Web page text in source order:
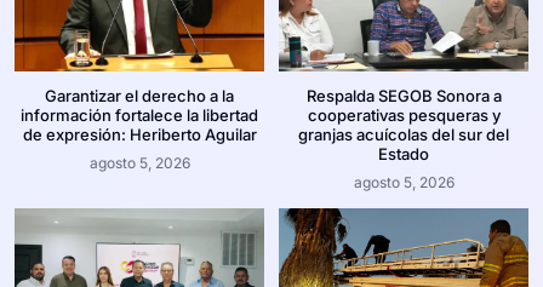
Garantizar el derecho a la
información fortalece la libertad
de expresión: Heriberto Aguilar
agosto 5, 2026
Respalda SEGOB Sonora a
cooperativas pesqueras y
granjas acuícolas del sur del
Estado
agosto 5, 2026